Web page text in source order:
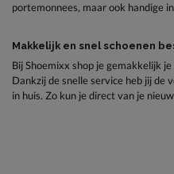
portemonnees, maar ook handige
Makkelijk en snel schoenen
Bij Shoemixx shop je gemakkelijk
Dankzij de snelle service heb jij de
in huis. Zo kun je direct van je